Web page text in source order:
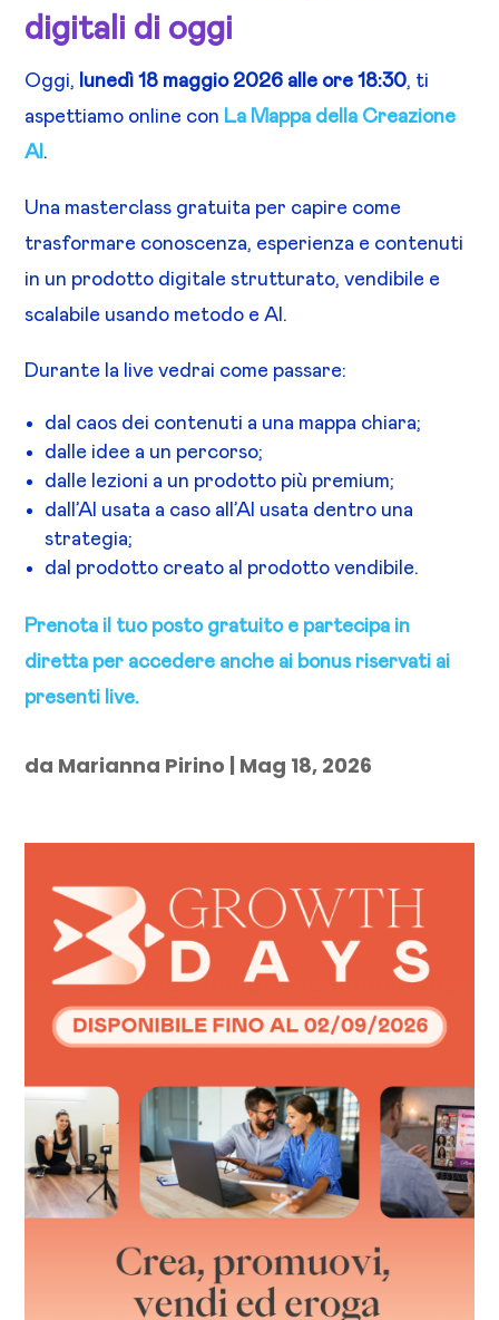
digitali di oggi
Oggi, lunedì 18 maggio 2026 alle ore 18:30, ti
aspettiamo online con La Mappa della Creazione
AI .
Una masterclass gratuita per capire come
trasformare conoscenza, esperienza e contenuti
in un prodotto digitale strutturato, vendibile e
scalabile usando metodo e AI.
Durante la live vedrai come passare:
dal caos dei contenuti a una mappa chiara;
dalle idee a un percorso;
dalle lezioni a un prodotto più premium;
dall’AI usata a caso all’AI usata dentro una
strategia;
dal prodotto creato al prodotto vendibile.
Prenota il tuo posto gratuito e partecipa in
diretta per accedere anche ai bonus riservati ai
presenti live.
da Marianna Pirino | Mag 18, 2026